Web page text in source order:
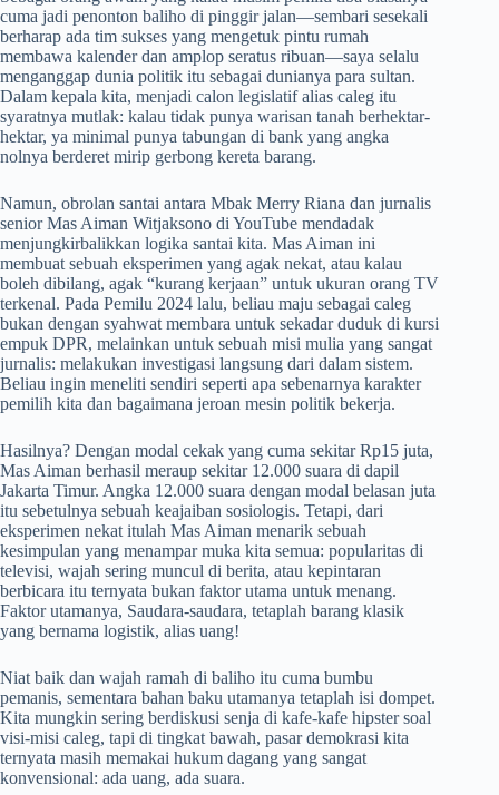
cuma jadi penonton baliho di pinggir jalan—sembari sesekali
berharap ada tim sukses yang mengetuk pintu rumah
membawa kalender dan amplop seratus ribuan—saya selalu
menganggap dunia politik itu sebagai dunianya para sultan.
Dalam kepala kita, menjadi calon legislatif alias caleg itu
syaratnya mutlak: kalau tidak punya warisan tanah berhektar-
hektar, ya minimal punya tabungan di bank yang angka
nolnya berderet mirip gerbong kereta barang.
Namun, obrolan santai antara Mbak Merry Riana dan jurnalis
senior Mas Aiman Witjaksono di YouTube mendadak
menjungkirbalikkan logika santai kita. Mas Aiman ini
membuat sebuah eksperimen yang agak nekat, atau kalau
boleh dibilang, agak “kurang kerjaan” untuk ukuran orang TV
terkenal. Pada Pemilu 2024 lalu, beliau maju sebagai caleg
bukan dengan syahwat membara untuk sekadar duduk di kursi
empuk DPR, melainkan untuk sebuah misi mulia yang sangat
jurnalis: melakukan investigasi langsung dari dalam sistem.
Beliau ingin meneliti sendiri seperti apa sebenarnya karakter
pemilih kita dan bagaimana jeroan mesin politik bekerja.
Hasilnya? Dengan modal cekak yang cuma sekitar Rp15 juta,
Mas Aiman berhasil meraup sekitar 12.000 suara di dapil
Jakarta Timur. Angka 12.000 suara dengan modal belasan juta
itu sebetulnya sebuah keajaiban sosiologis. Tetapi, dari
eksperimen nekat itulah Mas Aiman menarik sebuah
kesimpulan yang menampar muka kita semua: popularitas di
televisi, wajah sering muncul di berita, atau kepintaran
berbicara itu ternyata bukan faktor utama untuk menang.
Faktor utamanya, Saudara-saudara, tetaplah barang klasik
yang bernama logistik, alias uang!
Niat baik dan wajah ramah di baliho itu cuma bumbu
pemanis, sementara bahan baku utamanya tetaplah isi dompet.
Kita mungkin sering berdiskusi senja di kafe-kafe hipster soal
visi-misi caleg, tapi di tingkat bawah, pasar demokrasi kita
ternyata masih memakai hukum dagang yang sangat
konvensional: ada uang, ada suara.